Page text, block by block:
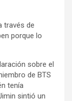
través de
porque lo
sobre el
de BTS
tenía
sintió un